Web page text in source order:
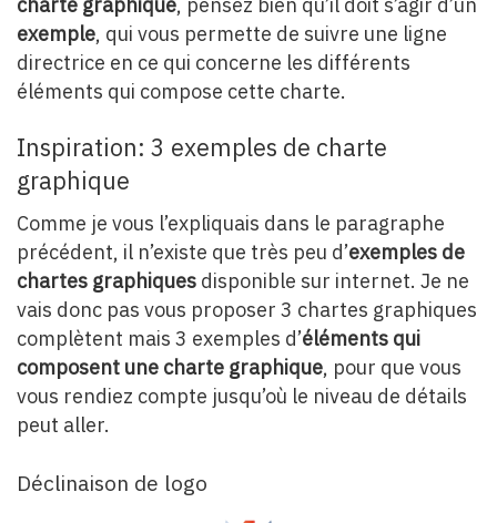
charte graphique, pensez bien qu’il doit s’agir d’un
exemple, qui vous permette de suivre une ligne
directrice en ce qui concerne les différents
éléments qui compose cette charte.
Inspiration: 3 exemples de charte
graphique
Comme je vous l’expliquais dans le paragraphe
précédent, il n’existe que très peu d’exemples de
chartes graphiques disponible sur internet. Je ne
vais donc pas vous proposer 3 chartes graphiques
complètent mais 3 exemples d’éléments qui
composent une charte graphique, pour que vous
vous rendiez compte jusqu’où le niveau de détails
peut aller.
Déclinaison de logo